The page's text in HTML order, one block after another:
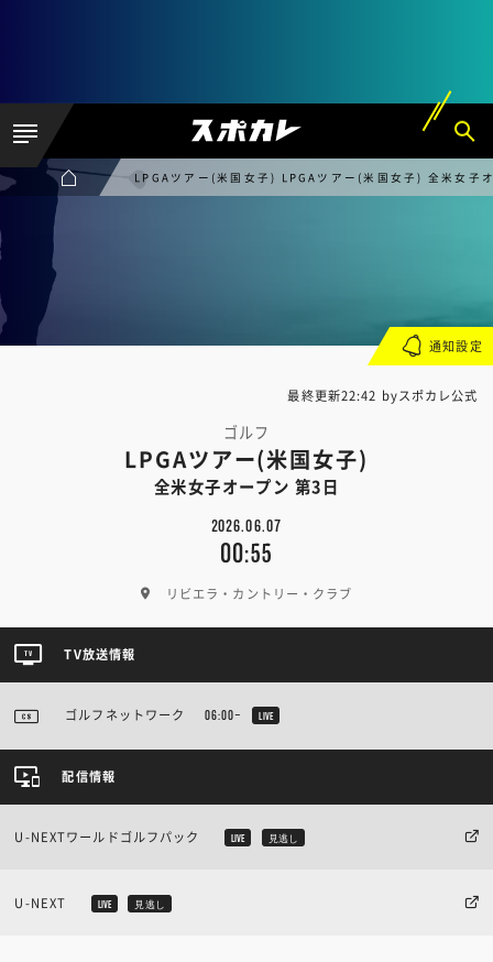
LPGAツアー(米国女子) LPGAツアー(米国女子) 全米女子
最終更新22:42 byスポカレ公式
ゴルフ
LPGAツアー(米国女子)
全米女子オープン 第3日
2026.06.07
00:55
リビエラ・カントリー・クラブ
通知設定
TV放送情報
ゴルフネットワーク 06:00~ LIVE
配信情報
U-NEXTワールドゴルフパック LIVE 見逃し
U-NEXT LIVE 見逃し